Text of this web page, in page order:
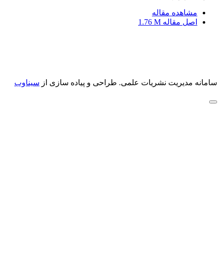
مشاهده مقاله
اصل مقاله 1.76 M
سامانه مدیریت نشریات علمی. طراحی و پیاده سازی از سیناوب